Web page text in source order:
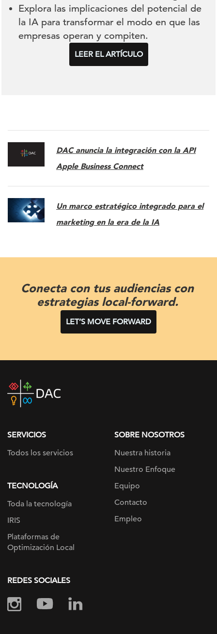
Explora las implicaciones del potencial de
la IA para transformar el modo en que las
empresas operan y compiten.
LEER EL ARTÍCULO
DAC anuncia la integración con la API
Apple Business Connect
Un marco estratégico integrado para el
marketing en la era de la IA
Conecta con tus audiencias con
estrategias local-forward.
LET’S MOVE FORWARD
DAC
home
SERVICIOS
Todos los servicios
TECNOLOGÍA
Toda la tecnología
IRIS
Plataformas de
Optimización Local
SOBRE NOSOTROS
Nuestra historia
Nuestro Enfoque
Equipo
Contacto
Empleo
REDES SOCIALES